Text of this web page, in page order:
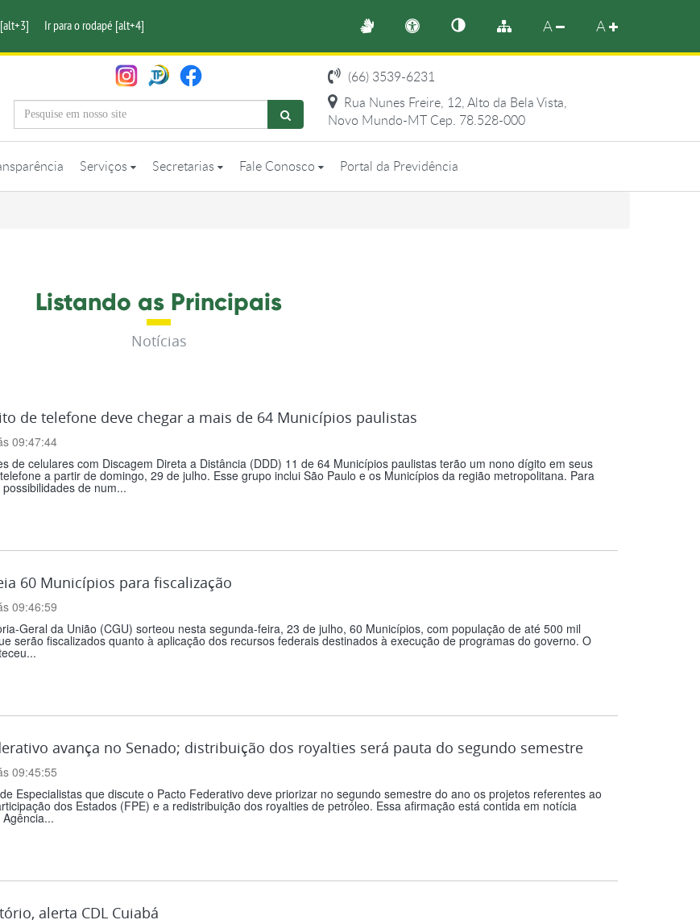
Ir para o rodapé [alt+4] A A
(66) 3539-6231
Rua Nunes Freire, 12, Alto da Bela Vista,
Novo Mundo-MT Cep. 78.528-000
Serviços Secretarias Fale Conosco Portal da Previdência
Listando as Principais
Notícias
de telefone deve chegar a mais de 64 Municípios paulistas
09:47:44
de celulares com Discagem Direta a Distância (DDD) 11 de 64 Municípios paulistas terão um nono dígito em seus
a partir de domingo, 29 de julho. Esse grupo inclui São Paulo e os Municípios da região metropolitana. Para
de num...
60 Municípios para fiscalização
09:46:59
Geral da União (CGU) sorteou nesta segunda-feira, 23 de julho, 60 Municípios, com população de até 500 mil
serão fiscalizados quanto à aplicação dos recursos federais destinados à execução de programas do governo. O
avança no Senado; distribuição dos royalties será pauta do segundo semestre
09:45:55
Especialistas que discute o Pacto Federativo deve priorizar no segundo semestre do ano os projetos referentes ao
dos Estados (FPE) e a redistribuição dos royalties de petróleo. Essa afirmação está contida em notícia
alerta CDL Cuiabá